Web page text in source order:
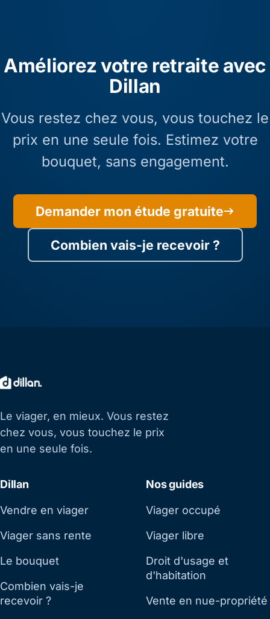
Améliorez votre retraite avec
Dillan
Vous restez chez vous, vous touchez le
prix en une seule fois. Estimez votre
bouquet, sans engagement.
Demander mon étude gratuite
Combien vais-je recevoir ?
Le viager, en mieux. Vous restez
chez vous, vous touchez le prix
en une seule fois.
Dillan
Vendre en viager
Viager sans rente
Le bouquet
Combien vais-je
recevoir ?
Nos guides
Viager occupé
Viager libre
Droit d'usage et
d'habitation
Vente en nue-propriété